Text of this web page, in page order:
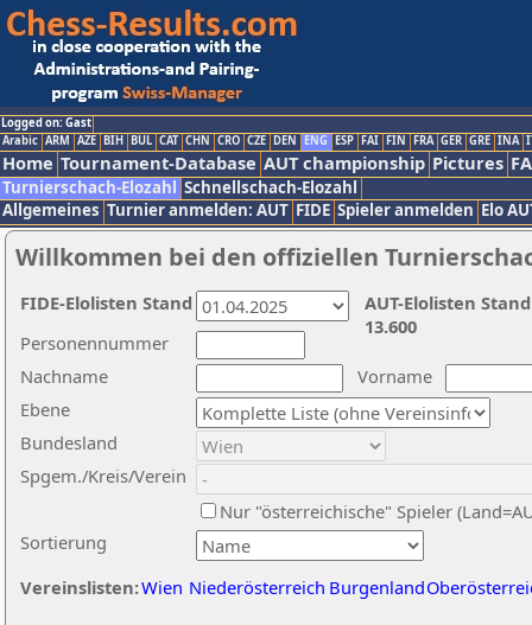
Logged on: Gast
Arabic ARM AZE BIH BUL CAT CHN CRO CZE DEN ENG ESP FAI FIN FRA GER GRE INA
Home Tournament-Database AUT championship Pictures
Turnierschach-Elozahl Schnellschach-Elozahl
Allgemeines Turnier anmelden: AUT FIDE Spieler anmelden Elo
Willkommen bei den offiziellen
Nachname
Vorname
Ebene
Sortierung
Personennummer
Bundesland
Spgem./Kreis/Verein
Nur "österreichische" Spieler
Vereinslisten:Wien Niederösterreich Burgenland
AUT-Elolisten
13.600
FIDE-Elolisten Stand